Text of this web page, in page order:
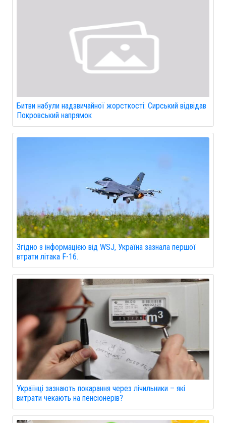
Битви набули надзвичайної жорсткості: Сирський відвідав
Покровський напрямок
Згідно з інформацією від WSJ, Україна зазнала першої
втрати літака F-16.
Українці зазнають покарання через лічильники – які
витрати чекають на пенсіонерів?